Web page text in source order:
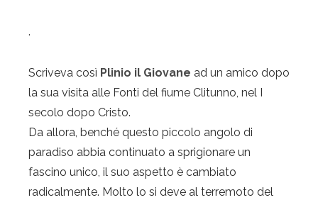
.
Scriveva così Plinio il Giovane ad un amico dopo
la sua visita alle Fonti del fiume Clitunno, nel I
secolo dopo Cristo.
Da allora, benché questo piccolo angolo di
paradiso abbia continuato a sprigionare un
fascino unico, il suo aspetto è cambiato
radicalmente. Molto lo si deve al terremoto del